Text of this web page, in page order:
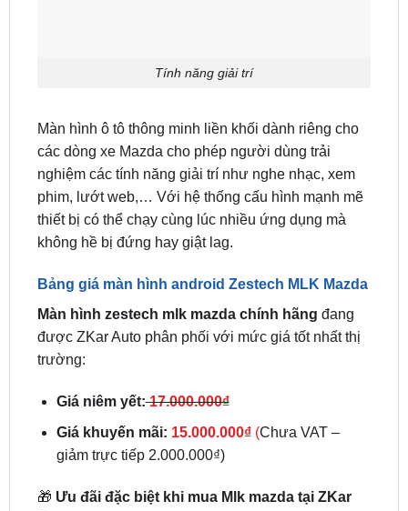
Tính năng giải trí
Màn hình ô tô thông minh liền khối dành riêng cho
các dòng xe Mazda cho phép người dùng trải
nghiệm các tính năng giải trí như nghe nhạc, xem
phim, lướt web,… Với hệ thống cấu hình mạnh mẽ
thiết bị có thể chạy cùng lúc nhiều ứng dụng mà
không hề bị đứng hay giật lag.
Bảng giá màn hình android Zestech MLK Mazda
Màn hình zestech mlk mazda chính hãng đang
được ZKar Auto phân phối với mức giá tốt nhất thị
trường:
Giá niêm yết: 17.000.000₫
Giá khuyến mãi: 15.000.000₫(Chưa VAT –
giảm trực tiếp 2.000.000₫)
🎁 Ưu đãi đặc biệt khi mua Mlk mazda tại ZKar